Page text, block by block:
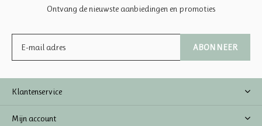
Ontvang de nieuwste aanbiedingen en promoties
ABONNEER
Klantenservice
Mijn account